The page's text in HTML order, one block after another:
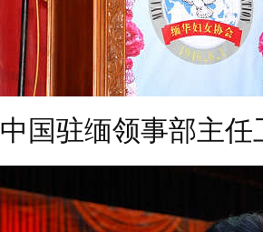
中国驻缅领事部主任